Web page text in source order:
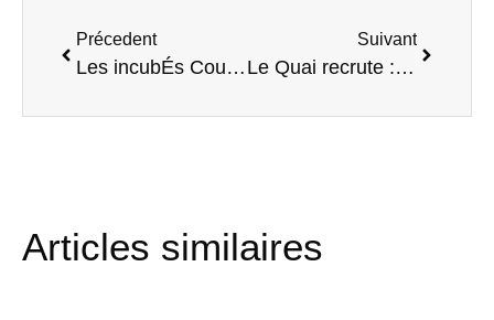
Précedent
Les incubÉs Coup d’Envoi vont sur le terrain !
Suivant
Le Quai recrute : intÈgre une Équipe dynamique dans une association engagÉe !
Articles similaires